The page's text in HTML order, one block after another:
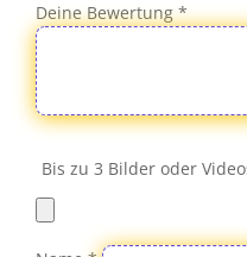
Deine Bewertung*
Bis zu 3 Bilder oder